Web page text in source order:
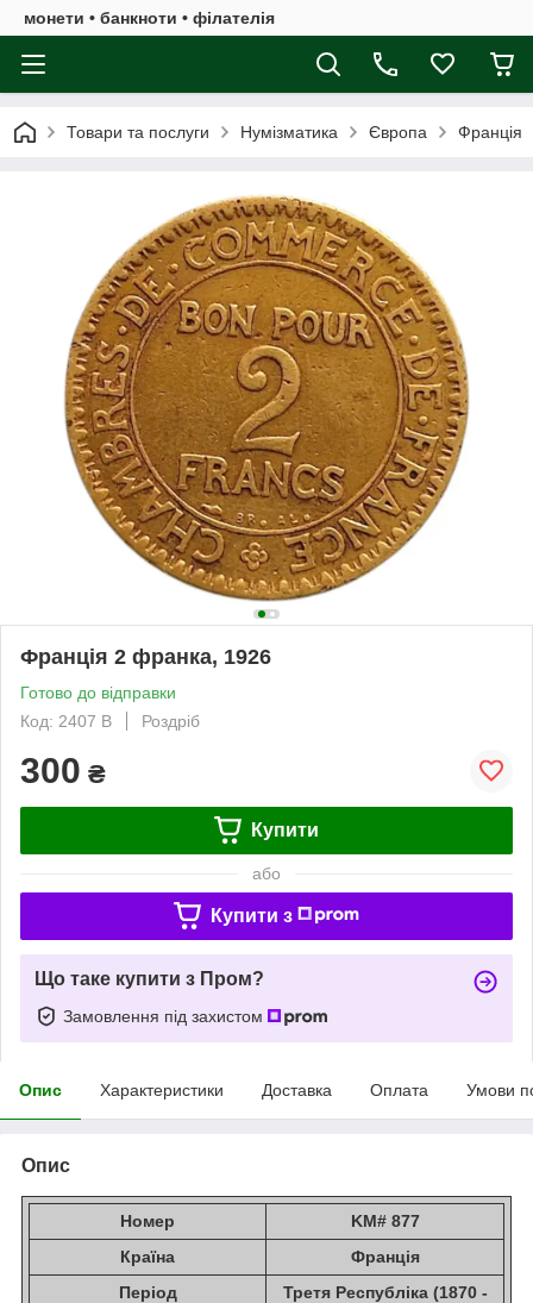
монети • банкноти • філателія
Товари та послуги Нумізматика Європа Франція
Франція 2 франка, 1926
Готово до відправки
Код: 2407 B
Роздріб
300 ₴
Купити
або
Купити з
Що таке купити з Пром?
Замовлення під захистом
Опис Характеристики Доставка Оплата Умови
Опис
Номер
KM# 877
Країна
Франція
Період
Третя Республіка (1870 -